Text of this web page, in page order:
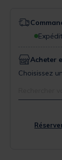
Acheter
Choisissez